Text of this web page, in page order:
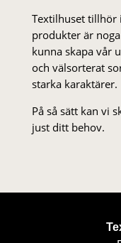
Textilhuset tillhör
produkter är
kunna skapa vår
och välsorterat
starka karaktärer.
På så sätt kan vi
just ditt behov.